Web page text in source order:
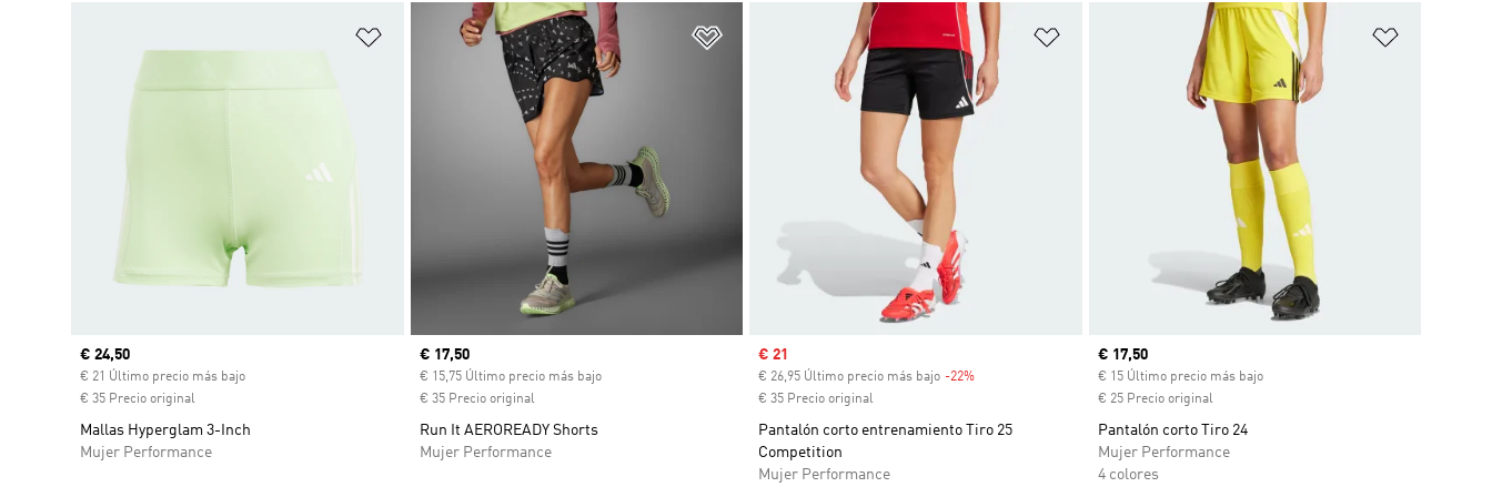
Añadir a la lista de deseos
Precio actual
€ 24,50
€ 21 Último precio más bajo
€ 35 Precio original
Mallas Hyperglam 3-Inch
Mujer Performance
Añadir a la lista de deseos
Precio actual
€ 17,50
€ 15,75 Último precio más bajo
€ 35 Precio original
Run It AEROREADY Shorts
Mujer Performance
Añadir a la lista de deseos
Precio de venta
€ 21
€ 26,95 Último precio más bajo -22%
€ 35 Precio original
Pantalón corto entrenamiento Tiro 25
Competition
Mujer Performance
Precio actual
€ 17,50
€ 15 Último precio más bajo
€ 25 Precio original
Pantalón corto Tiro 24
Mujer Performance
4 colores